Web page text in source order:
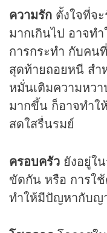
ความรัก ตั้งใจที่จ
มากเกินไป อาจท
การกระทำ กับค
สุดท้ายถอยหนี สำ
หมั่นเติมความหว
มากขึ้น ก็อาจทำใ
สดใสรื่นรมย์
ครอบครัว ยังอยู่ใ
ขัดกัน หรือ การใ
ทำให้มีปัญหากับญ